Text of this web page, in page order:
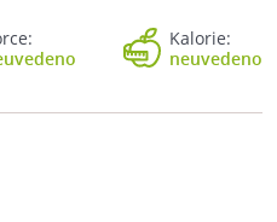
Kalorie:
neuvedeno